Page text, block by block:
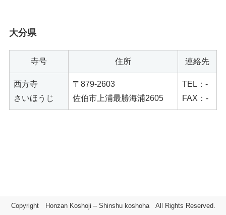
大分県
寺号 住所 連絡先
西方寺
さいほうじ
〒879-2603
佐伯市上浦最勝海浦2605
TEL：-
FAX：-
Copyright Honzan Koshoji – Shinshu koshoha All Rights Reserved.